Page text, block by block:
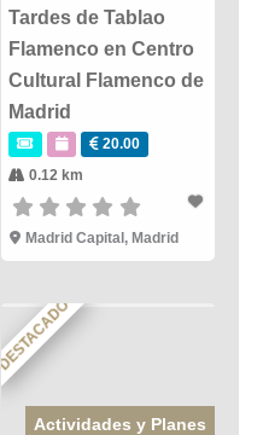
Tardes de Tablao
Flamenco en Centro
Cultural Flamenco de
Madrid
20.00
0.12 km
Madrid Capital , Madrid
DESTACADO
Actividades y Planes